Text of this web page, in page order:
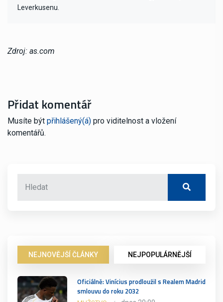
Leverkusenu.
Zdroj: as.com
Přidat komentář
Musíte být přihlášený(á) pro viditelnost a vložení
komentářů.
NEJNOVĚJŠÍ ČLÁNKY NEJPOPULÁRNĚJŠÍ
Oficiálně: Vinícius prodloužil s Realem Madrid
smlouvu do roku 2032